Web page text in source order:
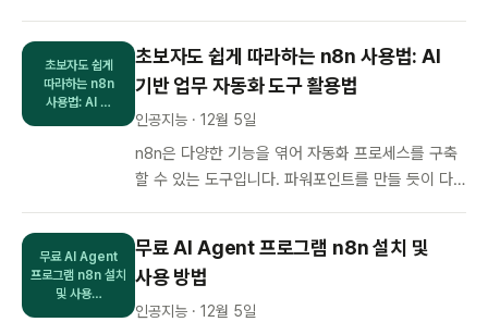
초보자도 쉽게
따라하는 n8n
사용법: AI …
초보자도 쉽게 따라하는 n8n 사용법: AI
기반 업무 자동화 도구 활용법
인공지능 · 12월 5일
n8n은 다양한 기능을 엮어 자동화 프로세스를 구축
할 수 있는 도구입니다. 파워포인트를 만들 듯이 다
무료 AI Agent
프로그램 n8n 설치
및 사용…
무료 AI Agent 프로그램 n8n 설치 및
사용 방법
인공지능 · 12월 5일